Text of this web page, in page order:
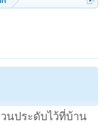
นประดับไว้ที่บ้าน